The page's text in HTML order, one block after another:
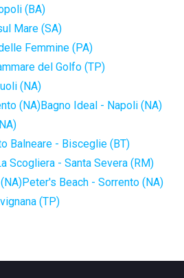
(BA)
Mare (SA)
Femmine (PA)
del Golfo (TP)
(NA)
(NA)Bagno Ideal - Napoli (NA)
Balneare - Bisceglie (BT)
Scogliera - Santa Severa (RM)
Peter's Beach - Sorrento (NA)
(TP)